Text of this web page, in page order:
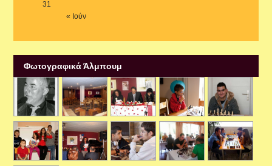
« Ιούν
31
Φωτογραφικά Άλμπουμ